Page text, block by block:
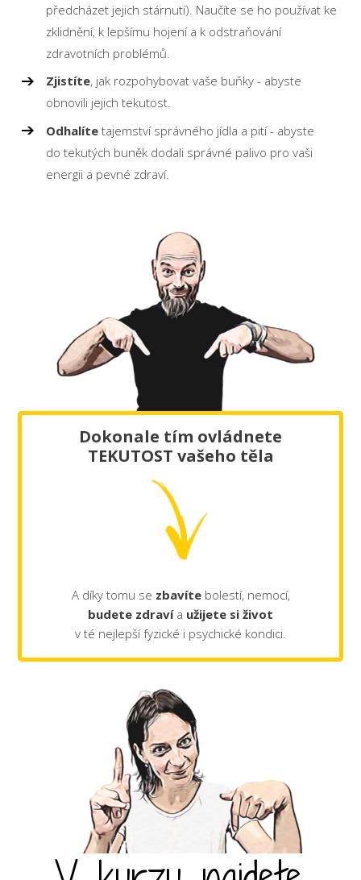
předcházet jejich stárnutí). Naučíte se ho používat ke
zklidnění, k lepšímu hojení a k odstraňování
zdravotních problémů.
Zjistíte, jak rozpohybovat vaše buňky - abyste
obnovili jejich tekutost.
Odhalíte tajemství správného jídla a pití - abyste
do tekutých buněk dodali správné palivo pro vaši
energii a pevné zdraví.
Dokonale tím ovládnete
TEKUTOST vašeho těla
A díky tomu se zbavítebolestí, nemocí,
budete zdraví a užijete si život
v té nejlepší fyzické i psychické kondici.